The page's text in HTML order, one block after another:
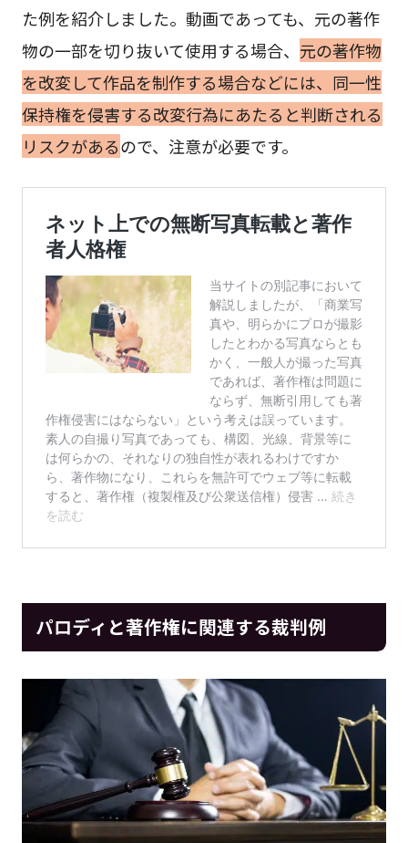
た例を紹介しました。動画であっても、元の著作
物の一部を切り抜いて使用する場合、 元の著作物
を改変して作品を制作する場合などには、同一性
保持権を侵害する改変行為にあたると判断される
リスクがあるので、注意が必要です。
パロディと著作権に関連する裁判例